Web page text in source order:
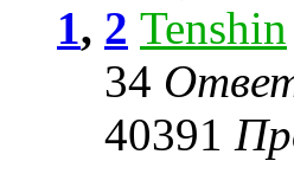
1, 2 Tenshin
34
40391